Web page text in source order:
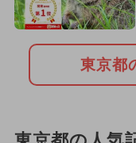
東京都